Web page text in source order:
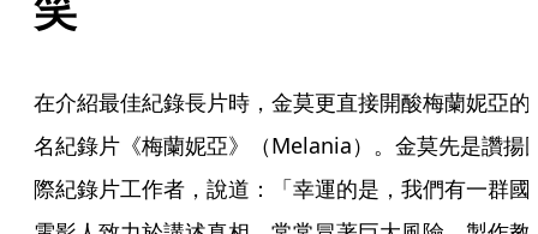
在介紹最佳紀錄長片時，金莫更直接開酸梅蘭妮亞的
名紀錄片《梅蘭妮亞》（Melania）。金莫先是讚揚
際紀錄片工作者，說道：「幸運的是，我們有一群國